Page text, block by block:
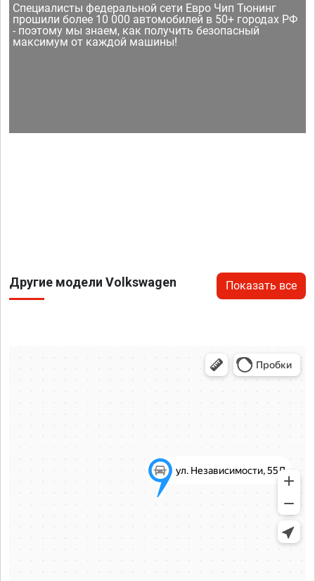
Специалисты федеральной сети Евро Чип Тюнинг
прошили более 10 000 автомобилей в 50+ городах РФ
- поэтому мы знаем, как получить безопасный
максимум от каждой машины!
Другие модели Volkswagen Показать все